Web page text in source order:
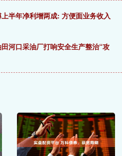
半年净利增两成: 方便面业务收入
河口采油厂打响安全生产整治“攻